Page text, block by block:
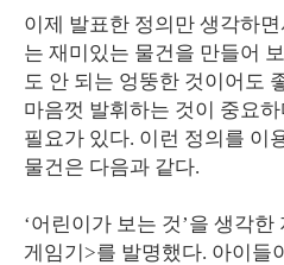
이제 발표한 정의만 생각하
는 재미있는 물건을 만들어
도 안 되는 엉뚱한 것이어도
마음껏 발휘하는 것이 중요
필요가 있다. 이런 정의를 이
물건은 다음과 같다.
‘어린이가 보는 것’을 생각
게임기>를 발명했다. 아이들